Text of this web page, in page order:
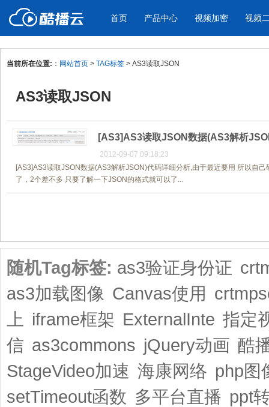
首页 产品中心
产品与新功能
教学课程全终端视频加密
防下载/防盗录/防录屏/防篡改
免费稳定无广
帮助企业视频
视频加密 视频
应用场景
色
个人网站
当前所在位置: ： 网站首页 > TAG标签 > AS3读取JSON
AS3读取JSON
[AS3]AS3读取JSON数据(AS3解析
2012-09-07 09:18:23
[AS3]AS3读取JSON数据(AS3解析JSON)代码详细分析,由于最近要用 所以自
了，2个差不多 只要了解一下JSON的格式就可以了...
随机Tag标签: as3验证身份证
as3加载图像 Canvas使用
上 iframe框架 ExternalInte 指定
信 as3commons jQuery动画 酷
StageVideo加速 海康网络 php图
setTimeout函数 多平台直播 ppt